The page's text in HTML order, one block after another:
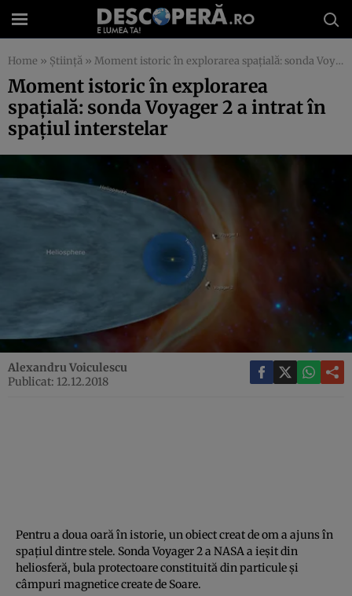
Home » Știință » Moment istoric în explorarea spaţială: sonda Voyager 2 a intrat în spaţiul interstelar
Moment istoric în explorarea
spaţială: sonda Voyager 2 a intrat în
spaţiul interstelar
Alexandru Voiculescu
Publicat: 12.12.2018
Pentru a doua oară în istorie, un obiect creat de om a ajuns în
spaţiul dintre stele. Sonda Voyager 2 a NASA a ieşit din
heliosferă, bula protectoare constituită din particule şi
câmpuri magnetice create de Soare.